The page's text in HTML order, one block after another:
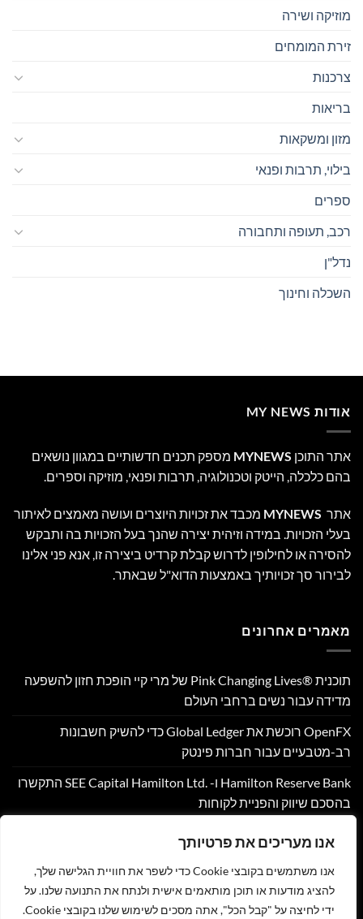
אנו מעריכים את פרטיותך
אנו משתמשים בקובצי Cookie כדי לשפר את חוויית הגלישה שלך,
להציג מודעות או תוכן מותאמים אישית ולנתח את התנועה שלנו. על
ידי לחיצה על "קבל הכל", אתה מסכים לשימוש שלנו בקובצי Cookie.
מוזיקה ושירה
זירת המומחים
צרכנות
בריאות
מזון ומשקאות
בילוי, תרבות ופנאי
ספרים
רכב, תעופה ותחבורה
נדל"ן
השכלה וחינוך
אודות MY NEWS
אתר התוכן MYNEWS מספק תכנים חדשותיים במגוון נושאים
בהם כלכלה, הייטק וטכנולוגיה, תרבות ופנאי, מוזיקה וספרים.
אתר MYNEWS מכבד את זכויות היוצרים ועושה מאמצים לאיתור
בעלי הזכויות. במידה וזיהית יצירה שהנך בעל הזכויות בה ותבקש
להסירה או לחילופין לדרוש קבלת קרדיט ביצירה זו, אנא פני אלינו
לבירור סך זכויותיך באמצעות הדוא"ל שבאתר.
מאמרים אחרונים
תוכנית Pink Changing Lives®‎ של מרי קיי הופכת חזון להשפעה
מדידה עבור נשים ברחבי העולם
OpenFX רוכשת את Global Ledger כדי להשיק חשבונות
רב-מטבעיים עבור חברות פינטק
Hamilton Reserve Bank ו- SEE Capital Hamilton Ltd.‎ התקשרו
בהסכם שיווק והפניית לקוחות
Corpay Cross-Border מונתה לשותפת המט"ח הרשמית של
Ultimate Sevens